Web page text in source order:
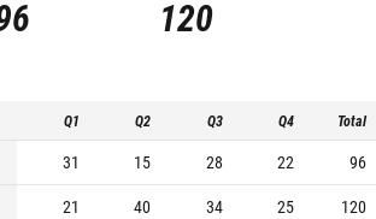
120
Q1 Q2 Q3 Q4 Total
31 15 28 22
96
21 40 34 25 120